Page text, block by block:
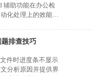
辅助功能在办公检
化处理上的效能表
排查技巧
件时进度条不显示
分析原因并提供界